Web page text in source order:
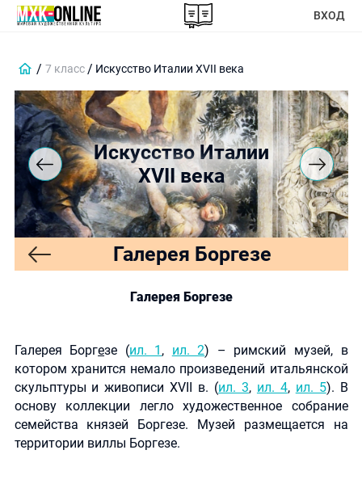
ВХОД
7 класс Искусство Италии XVII века
Искусство Италии
XVII века
Галерея Боргезе
Галерея Боргезе
Галерея Боргезе (ил. 1 , ил. 2) – римский музей, в
котором хранится немало произведений итальянской
скульптуры и живописи XVII в. (ил. 3, ил. 4, ил. 5). В
основу коллекции легло художественное собрание
семейства князей Боргезе. Музей размещается на
территории виллы Боргезе.